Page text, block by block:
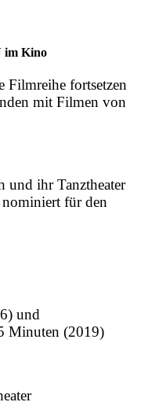
im Kino
Filmreihe fortsetzen
mit Filmen von
und ihr Tanztheater
für den
und
Minuten (2019)